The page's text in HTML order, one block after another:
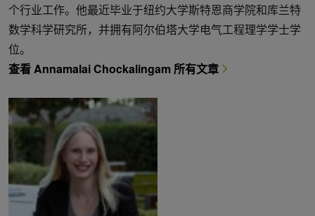
个行业工作。他最近毕业于纽约大学斯特恩商学院和库兰特
数学科学研究所，并拥有阿尔伯塔大学电气工程理学学士学
位。
查看 Annamalai Chockalingam 所有文章